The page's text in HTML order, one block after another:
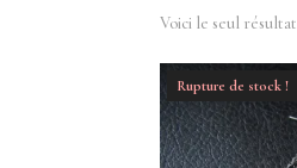
Voici le seul résultat
Rupture de stock !